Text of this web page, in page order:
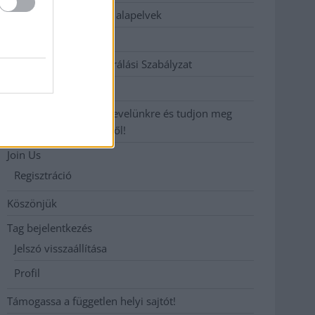
Etikai és függetlenségi alapelvek
Hozzászólási és Moderálási Szabályzat
Iratkozzon fel heti hírlevelünkre és tudjon meg
még többet megyénkről!
Join Us
Regisztráció
Köszönjük
Tag bejelentkezés
Jelszó visszaállítása
Profil
Támogassa a független helyi sajtót!